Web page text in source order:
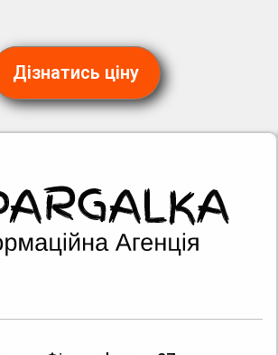
Дізнатись ціну